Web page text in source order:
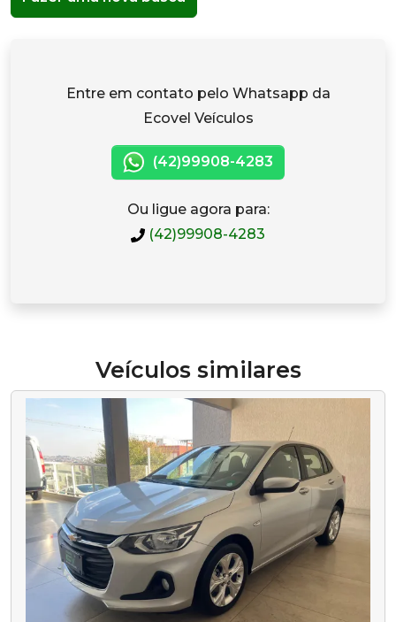
Entre em contato pelo Whatsapp da
Ecovel Veículos
(42)99908-4283
Ou ligue agora para:
(42)99908-4283
Veículos similares